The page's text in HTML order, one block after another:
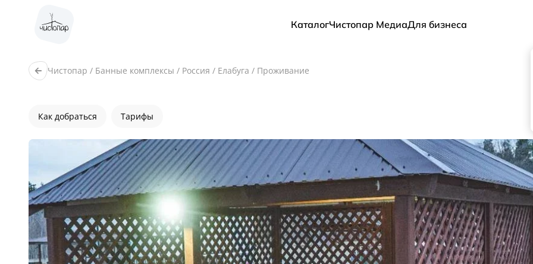
КаталогЧистопар МедиаДля бизнеса
Чистопар / Банные комплексы / Россия / Елабуга / Проживание
Как добраться Тарифы